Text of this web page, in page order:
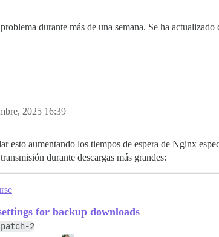
durante más de una semana. Se ha
2025 16:39
esto aumentando los tiempos de espera de Nginx
durante descargas más grandes:
for backup downloads
2